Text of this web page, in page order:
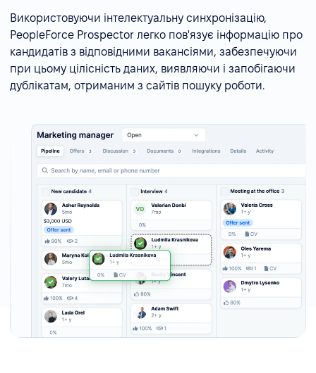
Використовуючи інтелектуальну синхронізацію,
PeopleForce Prospector легко пов'язує інформацію про
кандидатів з відповідними вакансіями, забезпечуючи
при цьому цілісність даних, виявляючи і запобігаючи
дублікатам, отриманим з сайтів пошуку роботи.